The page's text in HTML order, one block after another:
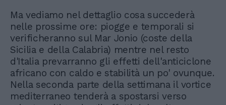
Ma vediamo nel dettaglio cosa succederà
nelle prossime ore: piogge e temporali si
verificheranno sul Mar Jonio (coste della
Sicilia e della Calabria) mentre nel resto
d'Italia prevarranno gli effetti dell'anticiclone
africano con caldo e stabilità un po' ovunque.
Nella seconda parte della settimana il vortice
mediterraneo tenderà a spostarsi verso